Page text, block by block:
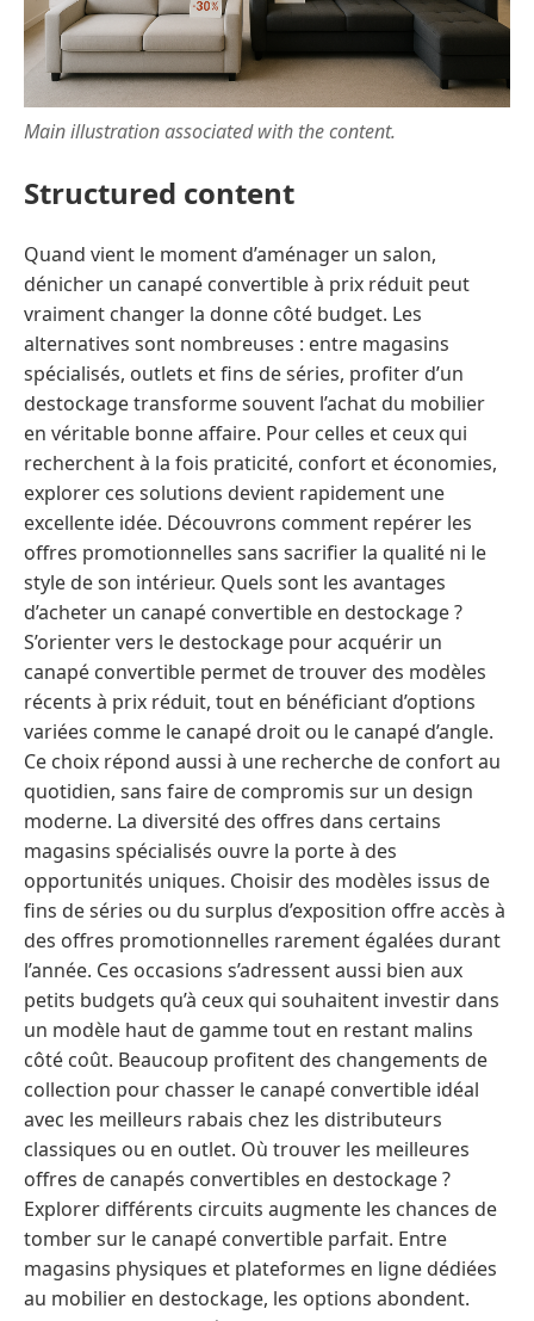
Main illustration associated with the content.
Structured content
Quand vient le moment d’aménager un salon,
dénicher un canapé convertible à prix réduit peut
vraiment changer la donne côté budget. Les
alternatives sont nombreuses : entre magasins
spécialisés, outlets et fins de séries, profiter d’un
destockage transforme souvent l’achat du mobilier
en véritable bonne affaire. Pour celles et ceux qui
recherchent à la fois praticité, confort et économies,
explorer ces solutions devient rapidement une
excellente idée. Découvrons comment repérer les
offres promotionnelles sans sacrifier la qualité ni le
style de son intérieur. Quels sont les avantages
d’acheter un canapé convertible en destockage ?
S’orienter vers le destockage pour acquérir un
canapé convertible permet de trouver des modèles
récents à prix réduit, tout en bénéficiant d’options
variées comme le canapé droit ou le canapé d’angle.
Ce choix répond aussi à une recherche de confort au
quotidien, sans faire de compromis sur un design
moderne. La diversité des offres dans certains
magasins spécialisés ouvre la porte à des
opportunités uniques. Choisir des modèles issus de
fins de séries ou du surplus d’exposition offre accès à
des offres promotionnelles rarement égalées durant
l’année. Ces occasions s’adressent aussi bien aux
petits budgets qu’à ceux qui souhaitent investir dans
un modèle haut de gamme tout en restant malins
côté coût. Beaucoup profitent des changements de
collection pour chasser le canapé convertible idéal
avec les meilleurs rabais chez les distributeurs
classiques ou en outlet. Où trouver les meilleures
offres de canapés convertibles en destockage ?
Explorer différents circuits augmente les chances de
tomber sur le canapé convertible parfait. Entre
magasins physiques et plateformes en ligne dédiées
au mobilier en destockage, les options abondent.